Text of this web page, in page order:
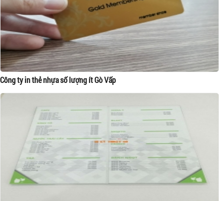
Công ty in thẻ nhựa số lượng ít Gò Vấp